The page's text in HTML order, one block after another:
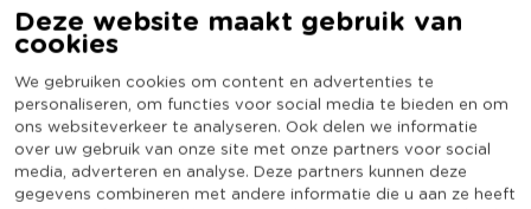
Deze website maakt gebruik van
cookies
We gebruiken cookies om content en advertenties te
personaliseren, om functies voor social media te bieden en om
ons websiteverkeer te analyseren. Ook delen we informatie
over uw gebruik van onze site met onze partners voor social
media, adverteren en analyse. Deze partners kunnen deze
gegevens combineren met andere informatie die u aan ze heeft
* 5 cm hoog
* Verkrijgbaar in diverse kleuren en formaten.
Kleur
Roze
Aantal branduren
Duurzaamheidsscore
(Nog) geen score
bekend